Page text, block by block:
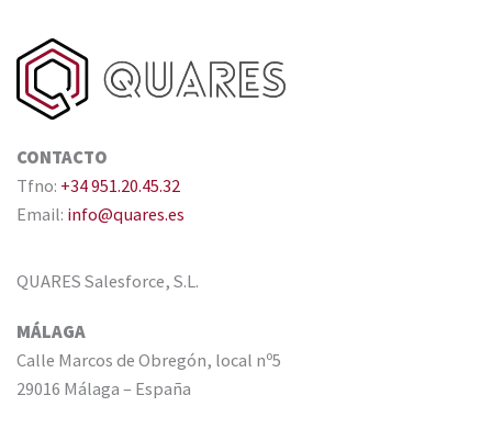
CONTACTO
Tfno: +34 951.20.45.32
Email: info@quares.es
QUARES Salesforce, S.L.
MÁLAGA
Calle Marcos de Obregón, local nº5
29016 Málaga – España